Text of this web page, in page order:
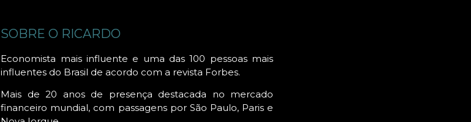
SOBRE O RICARDO
Economista mais influente e uma das 100 pessoas mais
influentes do Brasil de acordo com a revista Forbes.
Mais de 20 anos de presença destacada no mercado
financeiro mundial, com passagens por São Paulo, Paris e